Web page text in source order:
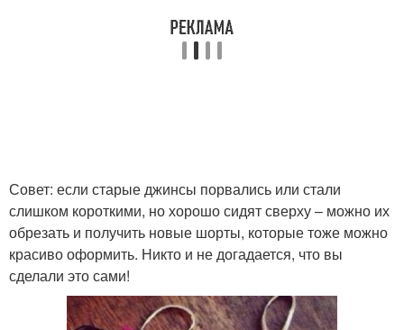
Совет: если старые джинсы порвались или стали
слишком короткими, но хорошо сидят сверху – можно их
обрезать и получить новые шорты, которые тоже можно
красиво оформить. Никто и не догадается, что вы
сделали это сами!